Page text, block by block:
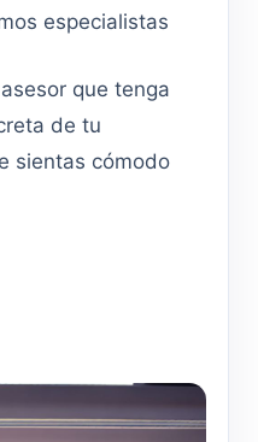
especialistas
que tenga
de tu
sientas cómodo